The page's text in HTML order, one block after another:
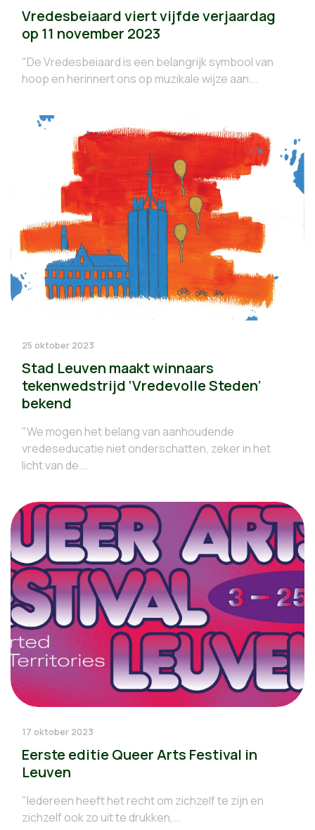
Vredesbeiaard viert vijfde verjaardag
op 11 november 2023
"De Vredesbeiaard is een belangrijk symbool van
hoop en herinnert ons op muzikale wijze aan...
25 oktober 2023
Stad Leuven maakt winnaars
tekenwedstrijd ‘Vredevolle Steden’
bekend
"We mogen het belang van aanhoudende
vredeseducatie niet onderschatten, zeker in het
licht van de...
17 oktober 2023
Eerste editie Queer Arts Festival in
Leuven
"Iedereen heeft het recht om zichzelf te zijn en
zichzelf ook zo uit te drukken,...